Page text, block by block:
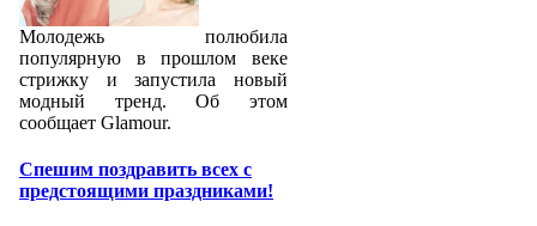
Молодежь полюбила
популярную в прошлом веке
стрижку и запустила новый
модный тренд. Об этом
сообщает Glamour.
Спешим поздравить всех с
предстоящими праздниками!